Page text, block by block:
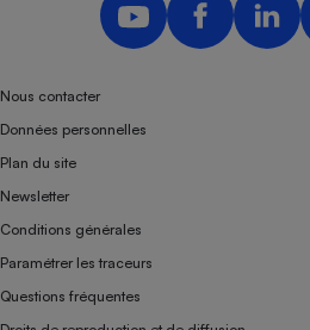
Nous contacter
Données personnelles
Plan du site
Newsletter
Conditions générales
Paramétrer les traceurs
Questions fréquentes